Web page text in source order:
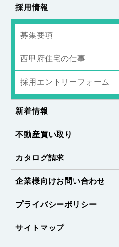
採用情報
募集要項
西甲府住宅の仕事
採用エントリーフォーム
新着情報
不動産買い取り
カタログ請求
企業様向けお問い合わせ
プライバシーポリシー
サイトマップ